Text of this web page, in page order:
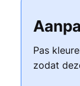
Pas
zodat